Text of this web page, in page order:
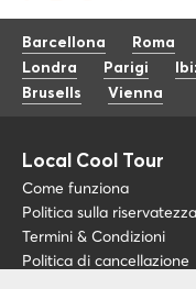
Barcellona Roma
Londra
Parigi
Brusells
Vienna
Local Cool Tour
Come funziona
Politica sulla riservatezza
Termini & Condizioni
Politica di cancellazione